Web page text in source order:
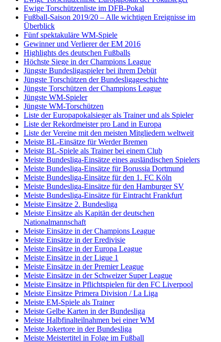
Ewige Torschützenliste im DFB-Pokal
Fußball-Saison 2019/20 – Alle wichtigen Ereignisse im
Überblick
Fünf spektakuläre WM-Spiele
Gewinner und Verlierer der EM 2016
Highlights des deutschen Fußballs
Höchste Siege in der Champions League
Jüngste Bundesligaspieler bei ihrem Debüt
Jüngste Torschützen der Bundesligageschichte
Jüngste Torschützen der Champions League
Jüngste WM-Spieler
Jüngste WM-Torschützen
Liste der Europapokalsieger als Trainer und als Spieler
Liste der Rekordmeister pro Land in Europa
Liste der Vereine mit den meisten Mitgliedern weltweit
Meiste BL-Einsätze für Werder Bremen
Meiste BL-Spiele als Trainer bei einem Club
Meiste Bundesliga-Einsätze eines ausländischen Spielers
Meiste Bundesliga-Einsätze für Borussia Dortmund
Meiste Bundesliga-Einsätze für den 1. FC Köln
Meiste Bundesliga-Einsätze für den Hamburger SV
Meiste Bundesliga-Einsätze für Eintracht Frankfurt
Meiste Einsätze 2. Bundesliga
Meiste Einsätze als Kapitän der deutschen
Nationalmannschaft
Meiste Einsätze in der Champions League
Meiste Einsätze in der Eredivisie
Meiste Einsätze in der Europa League
Meiste Einsätze in der Ligue 1
Meiste Einsätze in der Premier League
Meiste Einsätze in der Schweizer Super League
Meiste Einsätze in Pflichtspielen für den FC Liverpool
Meiste Einsätze Primera Division / La Liga
Meiste EM-Spiele als Trainer
Meiste Gelbe Karten in der Bundesliga
Meiste Halbfinalteilnahmen bei einer WM
Meiste Jokertore in der Bundesliga
Meiste Meistertitel in Folge im Fußball